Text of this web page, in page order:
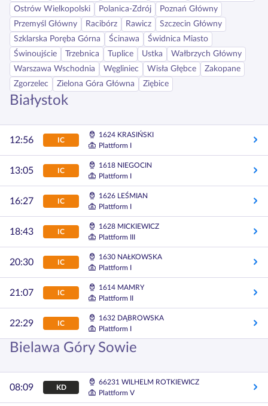
Ostrów Wielkopolski
Polanica-Zdrój
Poznań Główny
Przemyśl Główny
Racibórz Rawicz
Szczecin Główny
Szklarska Poręba Górna
Ścinawa
Świdnica Miasto
Świnoujście
Trzebnica Tuplice Ustka
Wałbrzych Główny
Warszawa Wschodnia
Węgliniec Wisła Głębce
Zakopane
Zgorzelec
Zielona Góra Główna Ziębice
Białystok
12:56 IC
1624 KRASIŃSKI
Plattform I
13:05 IC
1618 NIEGOCIN
Plattform I
16:27 IC
1626 LEŚMIAN
Plattform I
18:43 IC
1628 MICKIEWICZ
Plattform III
20:30 IC
1630 NAŁKOWSKA
Plattform I
21:07 IC
1614 MAMRY
Plattform II
22:29 IC
1632 DĄBROWSKA
Plattform I
Bielawa Góry Sowie
08:09 KD
66231 WILHELM ROTKIEWICZ
Plattform V